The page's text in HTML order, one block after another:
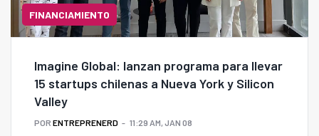
FINANCIAMIENTO
Imagine Global: lanzan programa para llevar
15 startups chilenas a Nueva York y Silicon
Valley
POR ENTREPRENERD 11:29 AM, JAN 08